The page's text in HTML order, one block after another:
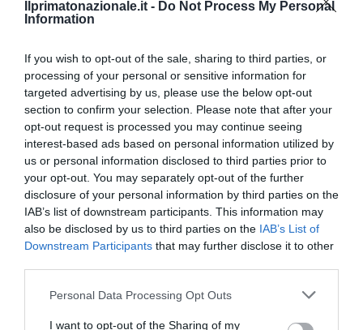
Ilprimatonazionale.it - Do Not Process My Personal
Information
If you wish to opt-out of the sale, sharing to third parties, or
processing of your personal or sensitive information for
targeted advertising by us, please use the below opt-out
section to confirm your selection. Please note that after your
opt-out request is processed you may continue seeing
interest-based ads based on personal information utilized by
us or personal information disclosed to third parties prior to
your opt-out. You may separately opt-out of the further
disclosure of your personal information by third parties on the
IAB’s list of downstream participants. This information may
also be disclosed by us to third parties on the IAB’s List of
Downstream Participants that may further disclose it to other
Please note that this website/app uses one or more Google
not limited to your visit or usage behaviour. You may click to
Personal Data Processing Opt Outs
I want to opt-out of the Sharing of my
Montecitorio: palo clamoroso del Pd
Ceuta, non solo migranti: intelligence, pressioni e